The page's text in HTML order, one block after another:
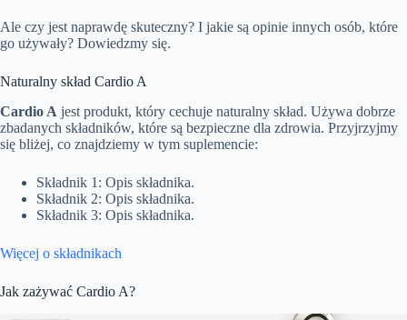
Ale czy jest naprawdę skuteczny? I jakie są opinie innych osób, które
go używały? Dowiedzmy się.
Naturalny skład Cardio A
Cardio A jest produkt, który cechuje naturalny skład. Używa dobrze
zbadanych składników, które są bezpieczne dla zdrowia. Przyjrzyjmy
się bliżej, co znajdziemy w tym suplemencie:
Składnik 1: Opis składnika.
Składnik 2: Opis składnika.
Składnik 3: Opis składnika.
Więcej o składnikach
Jak zażywać Cardio A?